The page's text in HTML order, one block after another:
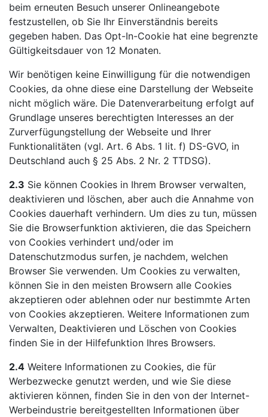
beim erneuten Besuch unserer Onlineangebote
festzustellen, ob Sie Ihr Einverständnis bereits
gegeben haben. Das Opt-In-Cookie hat eine begrenzte
Gültigkeitsdauer von 12 Monaten.
Wir benötigen keine Einwilligung für die notwendigen
Cookies, da ohne diese eine Darstellung der Webseite
nicht möglich wäre. Die Datenverarbeitung erfolgt auf
Grundlage unseres berechtigten Interesses an der
Zurverfügungstellung der Webseite und Ihrer
Funktionalitäten (vgl. Art. 6 Abs. 1 lit. f) DS-GVO, in
Deutschland auch § 25 Abs. 2 Nr. 2 TTDSG).
2.3 Sie können Cookies in Ihrem Browser verwalten,
deaktivieren und löschen, aber auch die Annahme von
Cookies dauerhaft verhindern. Um dies zu tun, müssen
Sie die Browserfunktion aktivieren, die das Speichern
von Cookies verhindert und/oder im
Datenschutzmodus surfen, je nachdem, welchen
Browser Sie verwenden. Um Cookies zu verwalten,
können Sie in den meisten Browsern alle Cookies
akzeptieren oder ablehnen oder nur bestimmte Arten
von Cookies akzeptieren. Weitere Informationen zum
Verwalten, Deaktivieren und Löschen von Cookies
finden Sie in der Hilfefunktion Ihres Browsers.
2.4 Weitere Informationen zu Cookies, die für
Werbezwecke genutzt werden, und wie Sie diese
aktivieren können, finden Sie in den von der Internet-
Werbeindustrie bereitgestellten Informationen über